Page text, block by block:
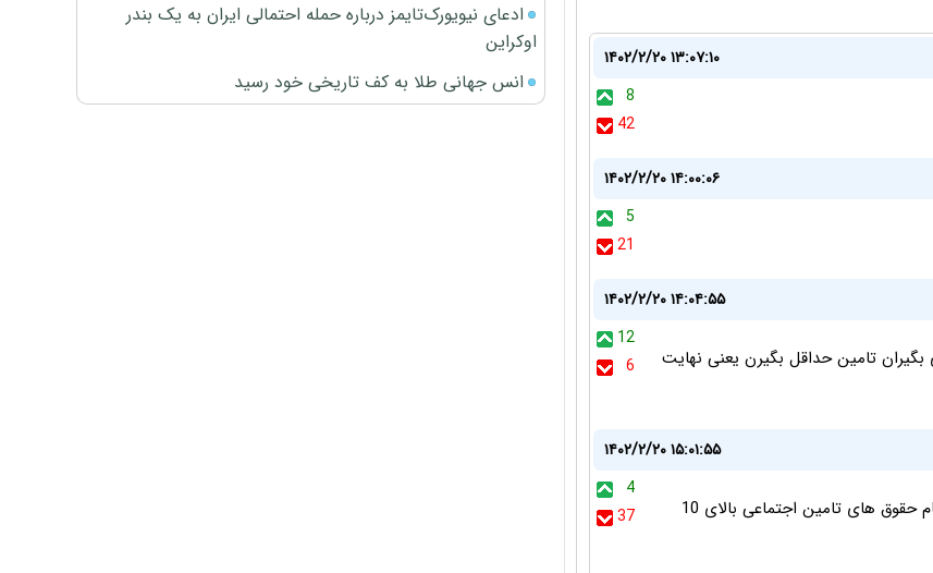
۱۴۰۲/۲/۲۰ ۱۳:۰۷:۱۰
8
42
۱۴۰۲/۲/۲۰ ۱۴:۰۰:۰۶
5
21
۱۴۰۲/۲/۲۰ ۱۴:۰۴:۵۵
12
6
ومستمری بگیران تامین حداقل بگیرن یعنی نهایت
۱۴۰۲/۲/۲۰ ۱۵:۰۱:۵۵
4
37
بس کنید دیگه! سالی چند بار مابالتفاوت میخواید؟! الان تمام حقوق های تامین اجتماعی بالای 10
ادعای نیویورک‌تایمز درباره حمله احتمالی ایران به یک بندر
اوکراین
انس جهانی طلا به کف تاریخی خود رسید